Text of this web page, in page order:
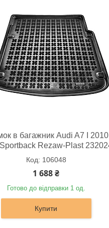
в багажник Audi A7 I
Rezaw-Plast
106048
1 688 ₴
Готово до відправки 1 од.
Купити